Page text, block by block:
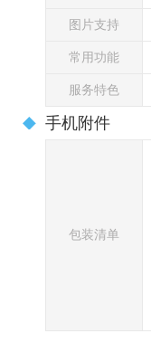
图片支持
常用功能
服务特色
手机附件
包装清单